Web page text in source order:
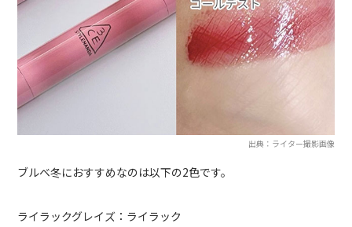
出典：ライター撮影画像
ブルベ冬におすすめなのは以下の2色です。
ライラックグレイズ：ライラック